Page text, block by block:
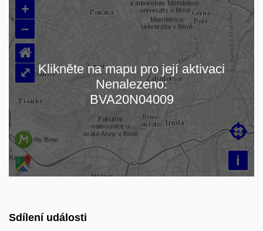
Načítám mapu…
+
–
i

⌂
⤢ Klikněte na mapu pro její aktivaci
Nenalezeno:
BVA20N04009
Sdílení události